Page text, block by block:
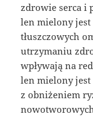
zdrowie serca i
len mielony jest
tłuszczowych
utrzymaniu
wpływają na
len mielony jest
z obniżeniem